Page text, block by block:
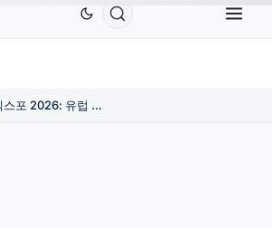
TetherUSDT ↑0.00%
다음 블록 엑스포 2026: 유럽 최대 규모의 블록체인 이벤트